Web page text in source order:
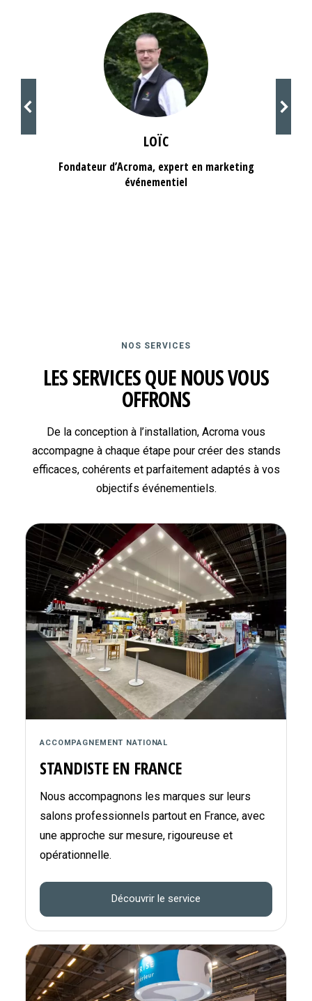
LOÏC
Fondateur d’Acroma, expert en marketing
événementiel
NOS SERVICES
LES SERVICES QUE NOUS VOUS
OFFRONS
De la conception à l’installation, Acroma vous
accompagne à chaque étape pour créer des stands
efficaces, cohérents et parfaitement adaptés à vos
objectifs événementiels.
ACCOMPAGNEMENT NATIONAL
STANDISTE EN FRANCE
Nous accompagnons les marques sur leurs
salons professionnels partout en France, avec
une approche sur mesure, rigoureuse et
opérationnelle.
Découvrir le service